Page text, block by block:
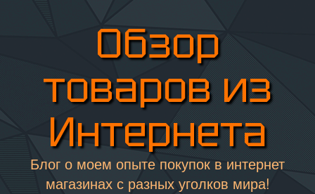
Обзор
товаров из
Интернета
Блог о моем опыте покупок в интернет
магазинах с разных уголков мира!